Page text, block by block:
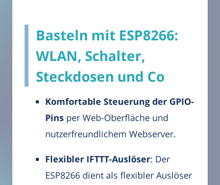
Basteln mit ESP8266:
WLAN, Schalter,
Steckdosen und Co
Komfortable Steuerung der GPIO-
Pins per Web-Oberfläche und
nutzerfreundlichem Webserver.
Flexibler IFTTT-Auslöser: Der
ESP8266 dient als flexibler Auslöser